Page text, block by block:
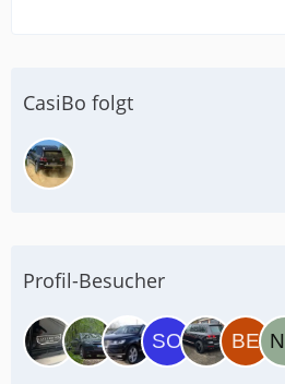
CasiBo folgt
Profil-Besucher